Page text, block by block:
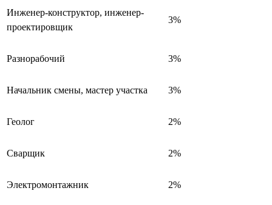
Инженер-конструктор, инженер-
проектировщик
3%
Разнорабочий 3%
Начальник смены, мастер участка 3%
Геолог 2%
Сварщик 2%
Электромонтажник 2%